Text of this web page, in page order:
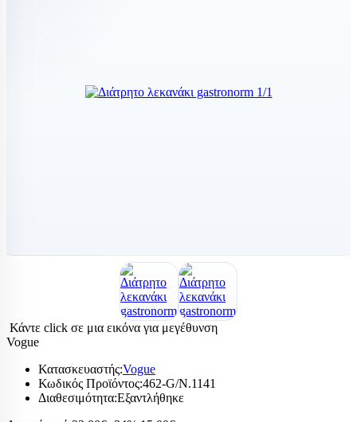
Κάντε click σε μια εικόνα για μεγέθυνση
Vogue
Κατασκευαστής:Vogue
Κωδικός Προϊόντος:462-G/N.1141
Διαθεσιμότητα:Εξαντλήθηκε